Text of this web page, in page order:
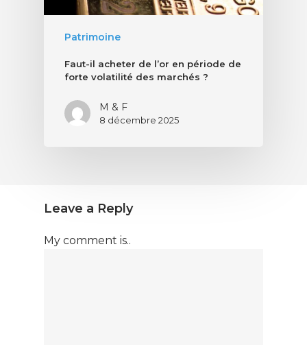
Patrimoine
Faut-il acheter de l’or en période de
forte volatilité des marchés ?
M & F
8 décembre 2025
Leave a Reply
My comment is..